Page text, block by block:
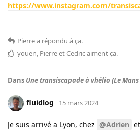
https://www.instagram.com/
Pierrea répondu à ça.
youen, Pierreet Cedricaiment ça.
Dans Une transiscapade à vhélio (Le
fluidlog 15 mars 2024
Je suis arrivé a Lyon, chez @Adrien